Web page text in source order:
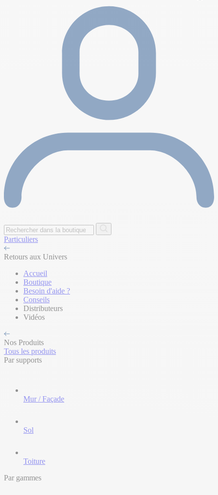
Particuliers
Retours aux Univers
Accueil
Boutique
Besoin d'aide ?
Conseils
Distributeurs
Vidéos
Nos Produits
Tous les produits
Par supports
Mur / Façade
Sol
Toiture
Par gammes